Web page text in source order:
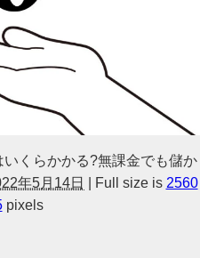
くらかかる?無課金でも儲か
年5月14日 Full size is 2560
pixels